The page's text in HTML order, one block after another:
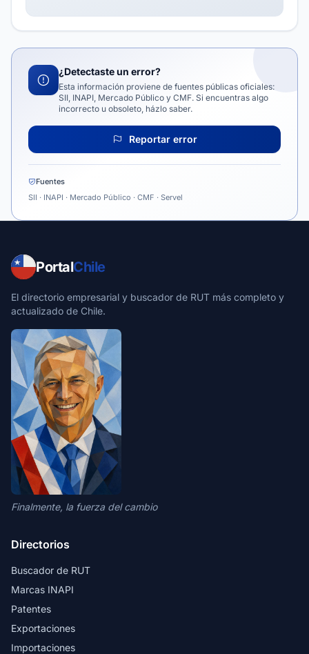
¿Detectaste un error?
Esta información proviene de fuentes públicas oficiales:
SII, INAPI, Mercado Público y CMF. Si encuentras algo
incorrecto u obsoleto, házlo saber.
Reportar error
Fuentes
SII · INAPI · Mercado Público · CMF · Servel
PortalChile
El directorio empresarial y buscador de RUT más completo y
actualizado de Chile.
Finalmente, la fuerza del cambio
Directorios
Buscador de RUT
Marcas INAPI
Patentes
Exportaciones
Importaciones